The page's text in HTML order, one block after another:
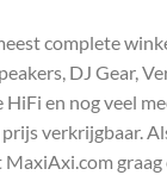
complete
DJ Gear,
en nog veel
verkrijgbaar.
graag